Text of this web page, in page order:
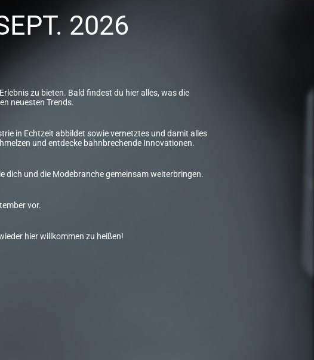
2026
zu bieten. Bald findest du hier alles, was die
neuesten Trends.
in Echtzeit abbildet sowie vernetztes und damit alles
und entdecke bahnbrechende Innovationen.
dich und die Modebranche gemeinsam weiterbringen.
vor.
hier willkommen zu heißen!